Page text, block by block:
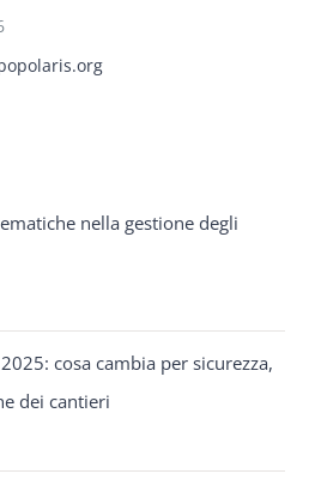
nella gestione degli
cosa cambia per sicurezza,
dei cantieri